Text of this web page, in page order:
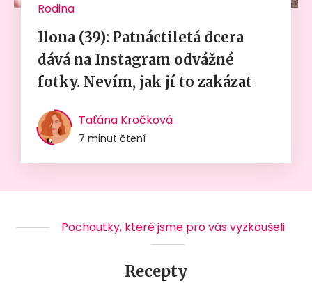
Rodina
Ilona (39): Patnáctiletá dcera
dává na Instagram odvážné
fotky. Nevím, jak jí to zakázat
Taťána Kročková
7 minut čtení
Pochoutky, které jsme pro vás vyzkoušeli
Recepty